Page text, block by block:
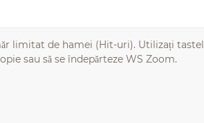
limitat de hamei (Hit-uri). Utilizați
sau să se îndepărteze WS Zoom.